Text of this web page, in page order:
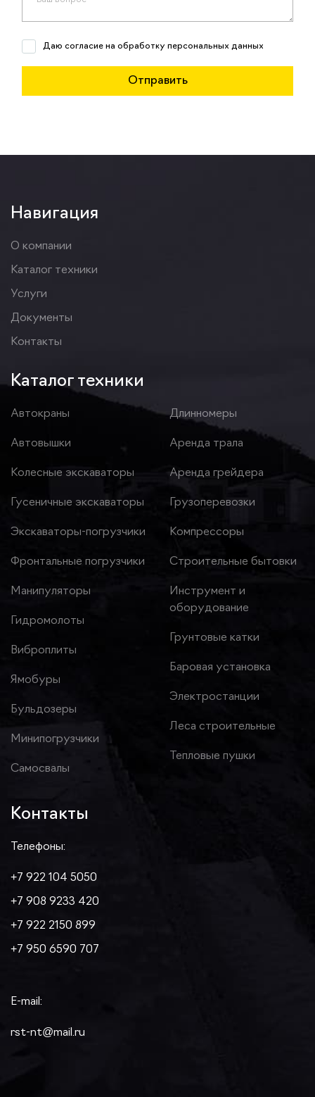
Даю согласие на обработку персональных данных
Навигация
О компании
Каталог техники
Услуги
Документы
Контакты
Каталог техники
Автокраны
Автовышки
Колесные экскаваторы
Гусеничные экскаваторы
Экскаваторы-погрузчики
Фронтальные погрузчики
Манипуляторы
Гидромолоты
Виброплиты
Ямобуры
Бульдозеры
Минипогрузчики
Самосвалы
Длинномеры
Аренда трала
Аренда грейдера
Грузоперевозки
Компрессоры
Строительные бытовки
Инструмент и
оборудование
Грунтовые катки
Баровая установка
Электростанции
Леса строительные
Тепловые пушки
Контакты
Телефоны:
+7 922 104 5050
+7 908 9233 420
+7 922 2150 899
+7 950 6590 707
E-mail:
rst-nt@mail.ru